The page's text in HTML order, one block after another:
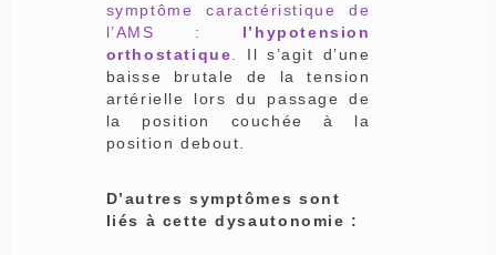
symptôme caractéristique de
l’AMS : l’hypotension
orthostatique
Il s’agit d’une
baisse brutale de la tension
artérielle lors du passage de
la position couchée à la
position debout.
D’autres symptômes sont
liés à cette dysautonomie :